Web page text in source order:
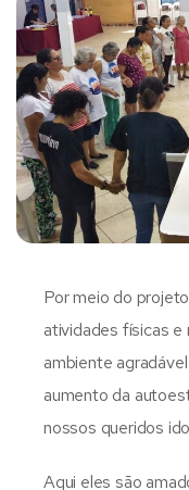
Por meio do
atividades físicas
ambiente
aumento da
nossos queridos
Aqui eles são